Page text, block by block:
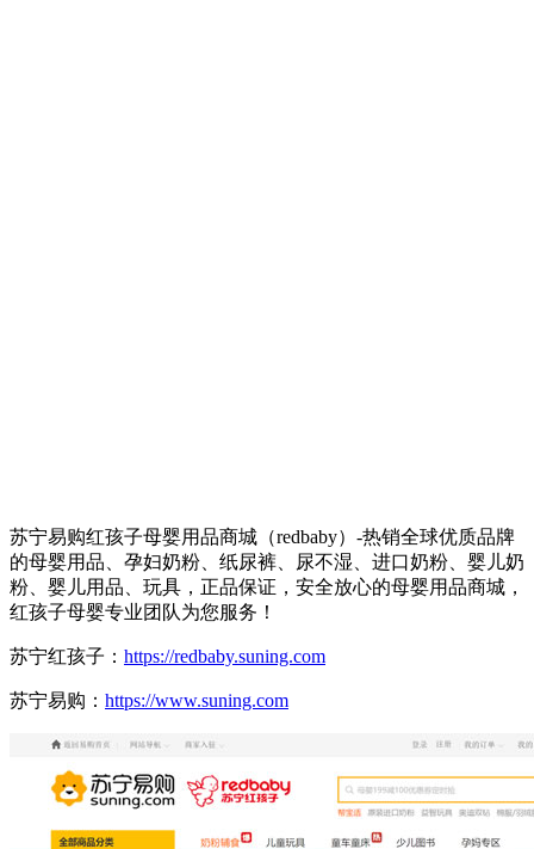
苏宁易购红孩子母婴用品商城（redbaby）-热销全球优质品牌
的母婴用品、孕妇奶粉、纸尿裤、尿不湿、进口奶粉、婴儿奶
粉、婴儿用品、玩具，正品保证，安全放心的母婴用品商城，
红孩子母婴专业团队为您服务！
苏宁红孩子： https://redbaby.suning.com
苏宁易购： https://www.suning.com